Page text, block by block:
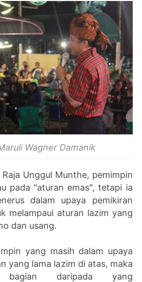
Wagner Damanik
Unggul Munthe, pemimpin
pada "aturan emas", tetapi ia
dalam upaya pemikiran
melampaui aturan lazim yang
dan usang.
yang masih dalam upaya
yang lama lazim di atas, maka
daripada yang